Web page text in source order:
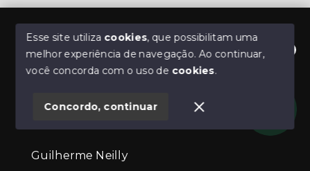
Olá! Estamos disponíveis para te ajudar.
Guilherme Neilly
Esse site utiliza cookies, que possibilitam uma
melhor experiência de navegação.Ao continuar,
você concorda com o uso de cookies.
Concordo, continuar